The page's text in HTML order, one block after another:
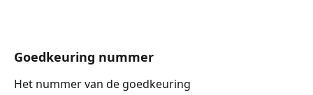
Goedkeuring nummer
Het nummer van de goedkeuring